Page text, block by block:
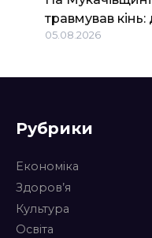
травмував кінь:
05.08.2026
Рубрики
Економіка
Здоров’я
Культура
Освіта